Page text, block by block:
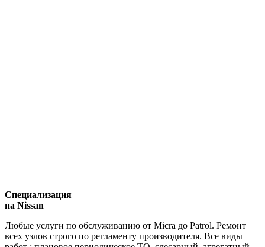
Специализация
на Nissan
Любые услуги по обслуживанию от Micra до Patrol. Ремонт
всех узлов строго по регламенту производителя. Все виды